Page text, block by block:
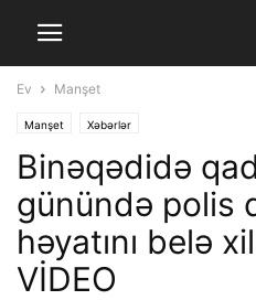
Ev Manşet
Manşet Xəbərlər
Binəqədidə
günündə polis
həyatını belə
VİDEO